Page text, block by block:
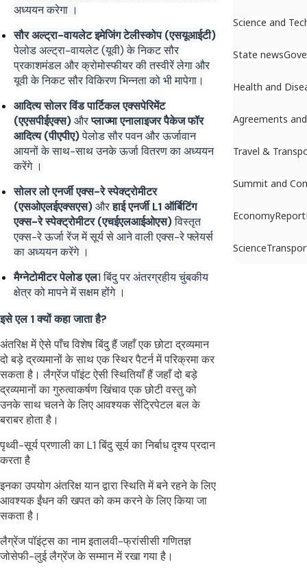
अध्ययन करेगा ।
सौर अल्ट्रा-वायलेट इमेजिंग टेलीस्कोप (एसयूआईटी)
पेलोड अल्ट्रा-वायलेट (यूवी) के निकट सौर
प्रकाशमंडल और क्रोमोस्फीयर की तस्वीरें लेगा और
यूवी के निकट सौर विकिरण भिन्नता को भी मापेगा।
आदित्य सोलर विंड पार्टिकल एक्सपेरिमेंट
(एएसपीईएक्स)औरप्लाज्मा एनालाइजर पैकेज फॉर
आदित्य (पीएपीए)पेलोड सौर पवन और ऊर्जावान
आयनों के साथ-साथ उनके ऊर्जा वितरण का अध्ययन
करेंगे ।
सोलर लो एनर्जी एक्स-रे स्पेक्ट्रोमीटर
(एसओएलईएक्सएस)औरहाई एनर्जी L1 ऑर्बिटिंग
एक्स-रे स्पेक्ट्रोमीटर (एचईएलआईओएस)विस्तृत
एक्स-रे ऊर्जा रेंज में सूर्य से आने वाली एक्स-रे फ्लेयर्स
का अध्ययन करेंगे ।
मैग्नेटोमीटर पेलोड एल1 बिंदु पर अंतरग्रहीय चुंबकीय
क्षेत्र को मापने में सक्षम होंगे ।
इसे एल 1 क्यों कहा जाता है?
अंतरिक्ष में ऐसे पाँच विशेष बिंदु हैं जहाँ एक छोटा द्रव्यमान
दो बड़े द्रव्यमानों के साथ एक स्थिर पैटर्न में परिक्रमा कर
सकता है। लैग्रेंज पॉइंट ऐसी स्थितियाँ हैं जहाँ दो बड़े
द्रव्यमानों का गुरुत्वाकर्षण खिंचाव एक छोटी वस्तु को
उनके साथ चलने के लिए आवश्यक सेंट्रिपेटल बल के
बराबर होता है।
पृथ्वी-सूर्य प्रणाली का L1 बिंदु सूर्य का निर्बाध दृश्य प्रदान
करता है
इनका उपयोग अंतरिक्ष यान द्वारा स्थिति में बने रहने के लिए
आवश्यक ईंधन की खपत को कम करने के लिए किया जा
सकता है।
लैग्रेंज पॉइंट्स का नाम इतालवी-फ्रांसीसी गणितज्ञ
जोसेफी-लुई लैग्रेंज के सम्मान में रखा गया है।
Science and
State news
Health and
Agreements
Travel &
Summit and
EconomyReport
Science